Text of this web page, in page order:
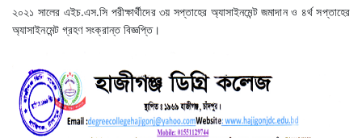
২০২১ সালের এইচ.এস.সি পরীক্ষার্থীদের ৩য় সপ্তাহের অ্যাসাইনমেন্ট জমাদান ও ৪র্থ সপ্তাহের
অ্যাসাইনমেন্ট গ্রহণ সংক্রান্ত বিজ্ঞপ্তি।